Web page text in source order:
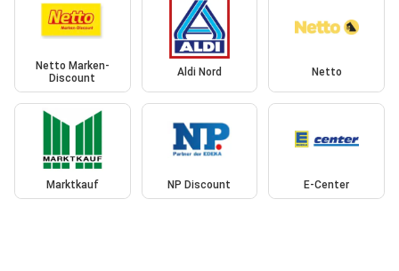
Netto Marken-
Discount
Aldi Nord Netto
Marktkauf NP Discount E-Center